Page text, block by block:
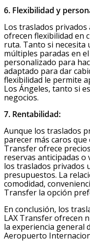
6. Flexibilidad y
Los traslados
ofrecen flexibilidad en
ruta. Tanto si necesita
múltiples paradas en
personalizado para
adaptado para dar
flexibilidad le permite
Los Ángeles, tanto si
negocios.
7. Rentabilidad:
Aunque los traslados
parecer más caros
Transfer ofrece
reservas anticipadas o
los traslados privados
presupuestos. La
comodidad,
Transfer la opción
En conclusión, los
LAX Transfer ofrecen
la experiencia general
Aeropuerto